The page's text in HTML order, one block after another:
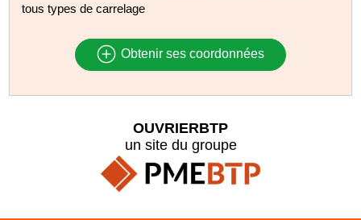
tous types de carrelage
Obtenir ses coordonnées
OUVRIERBTP
un site du groupe